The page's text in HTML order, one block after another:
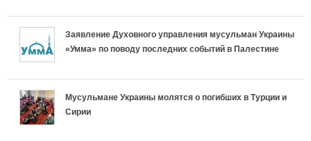
Заявление Духовного управления мусульман Украины
«Умма» по поводу последних событий в Палестине
Мусульмане Украины молятся о погибших в Турции и
Сирии